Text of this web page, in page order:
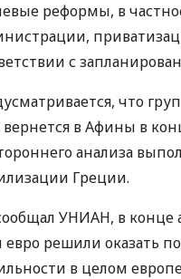
реформы, в
с
что
в Афины в
анализа
Греции.
УНИАН, в конце
евро решили оказать
в целом